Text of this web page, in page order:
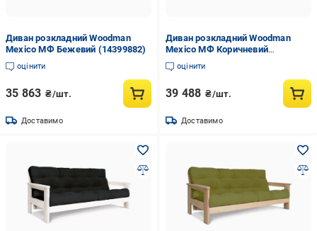
Диван розкладний Woodman
Mexico МФ Бежевий (14399882)
оцінити
35 863 ₴/шт.
Доставимо
Диван розкладний Woodman
Mexico МФ Коричневий
(14400127)
оцінити
39 488 ₴/шт.
Доставимо